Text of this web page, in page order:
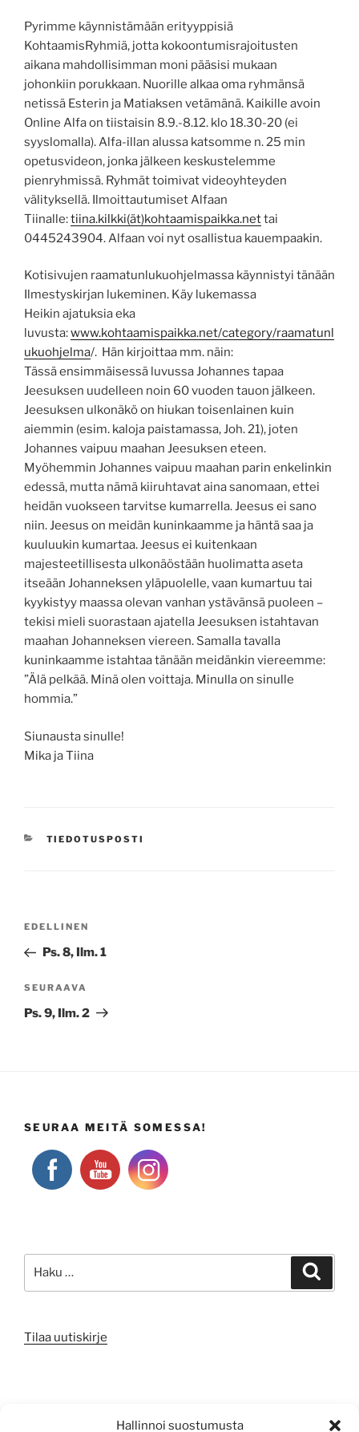
Hallinnoi suostumusta
Pyrimme käynnistämään erityyppisiä
KohtaamisRyhmiä, jotta kokoontumisrajoitusten
aikana mahdollisimman moni pääsisi mukaan
johonkiin porukkaan. Nuorille alkaa oma ryhmänsä
netissä Esterin ja Matiaksen vetämänä. Kaikille avoin
Online Alfa on tiistaisin 8.9.-8.12. klo 18.30-20 (ei
syyslomalla). Alfa-illan alussa katsomme n. 25 min
opetusvideon, jonka jälkeen keskustelemme
pienryhmissä. Ryhmät toimivat videoyhteyden
välityksellä. Ilmoittautumiset Alfaan
Tiinalle:tiina.kilkki(ät)kohtaamispaikka.nettai
0445243904. Alfaan voi nyt osallistua kauempaakin.
Kotisivujen raamatunlukuohjelmassa käynnistyi tänään
Ilmestyskirjan lukeminen. Käy lukemassa
Heikin ajatuksia eka
luvusta:www.kohtaamispaikka.net/category/raamatunl
ukuohjelma/. Hän kirjoittaa mm. näin:
Tässä ensimmäisessä luvussa Johannes tapaa
Jeesuksen uudelleen noin 60 vuoden tauon jälkeen.
Jeesuksen ulkonäkö on hiukan toisenlainen kuin
aiemmin (esim. kaloja paistamassa, Joh. 21), joten
Johannes vaipuu maahan Jeesuksen eteen.
Myöhemmin Johannes vaipuu maahan parin enkelinkin
edessä, mutta nämä kiiruhtavat aina sanomaan, ettei
heidän vuokseen tarvitse kumarrella. Jeesus ei sano
niin. Jeesus on meidän kuninkaamme ja häntä saa ja
kuuluukin kumartaa. Jeesus ei kuitenkaan
majesteetillisesta ulkonäöstään huolimatta aseta
itseään Johanneksen yläpuolelle, vaan kumartuu tai
kyykistyy maassa olevan vanhan ystävänsä puoleen –
tekisi mieli suorastaan ajatella Jeesuksen istahtavan
maahan Johanneksen viereen. Samalla tavalla
kuninkaamme istahtaa tänään meidänkin viereemme:
”Älä pelkää. Minä olen voittaja. Minulla on sinulle
hommia.”
Siunausta sinulle!
Mika ja Tiina
KATEGORIAT
TIEDOTUSPOSTI
Edellinen
artikkeli
EDELLINEN
Ps. 8, Ilm. 1
Seuraava
artikkeli
SEURAAVA
Ps. 9, Ilm. 2
SEURAA MEITÄ SOMESSA!
Tilaa uutiskirje